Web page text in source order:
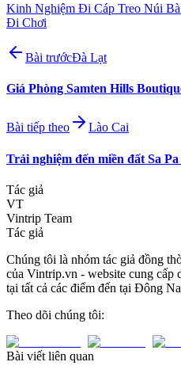
Kinh Nghiệm Đi Cáp Treo Núi
Đi Chơi
Bài trướcĐà Lạt
Giá Phòng Samten Hills
Bài tiếp theo Lào Cai
Trải nghiệm đến miền đất Sa
Tác giả
VT
Vintrip Team
Tác giả
Chúng tôi là nhóm tác giả đồng
của Vintrip.vn - website cung cấp
tại tất cả các điểm đến tại Đông
Theo dõi chúng tôi:
Bài viết liên quan